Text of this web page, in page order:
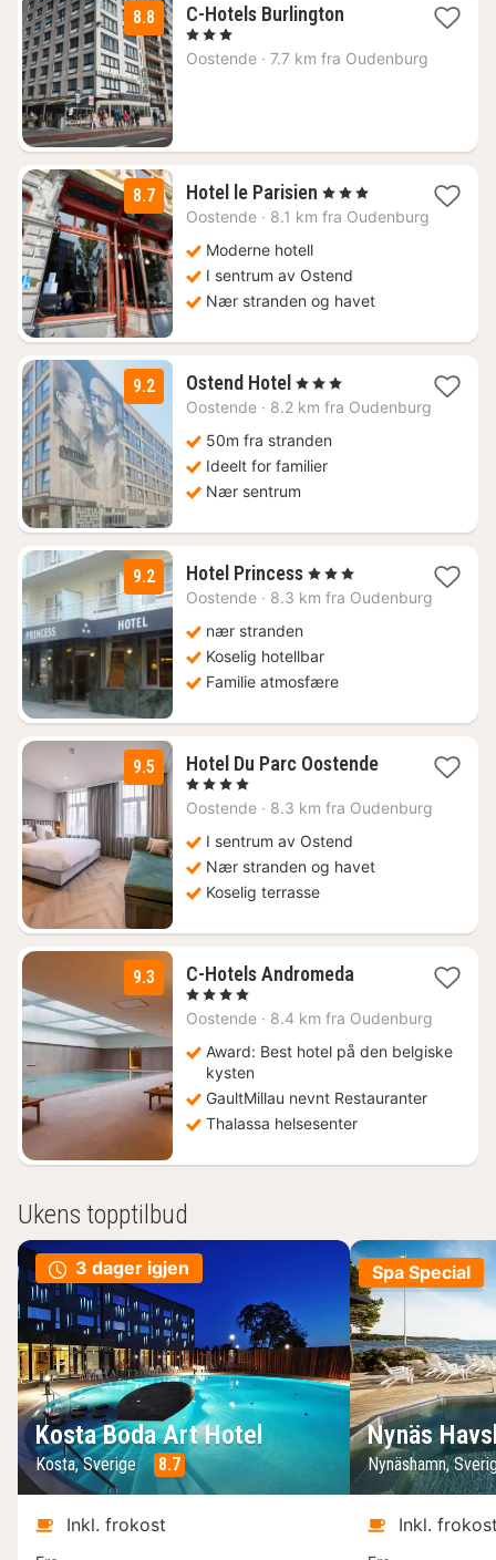
8.8 C-Hotels Burlington1
fra
, 3 Stjerner
Oostende · 7.7 km fra Oudenburg
8.7 Hotel le Parisien 1
natt
kr.
, 3 Stjerner
Oostende · 8.1 km fra Oudenburg
Moderne hotell
I sentrum av Ostend
Nær stranden og havet
9.2 Ostend Hotel 2
netter
1650
kr.
, 3 Stjerner
Oostende · 8.2 km fra Oudenburg
50m fra stranden
Ideelt for familier
Nær sentrum
9.2 Hotel Princess1
natt
kr.
, 3 Stjerner
Oostende · 8.3 km fra Oudenburg
nær stranden
Koselig hotellbar
Familie atmosfære
9.5 Hotel Du Parc Oostende1
fra
, 4 Stjerner
Oostende · 8.3 km fra Oudenburg
I sentrum av Ostend
Nær stranden og havet
Koselig terrasse
9.3 C-Hotels Andromeda1
fra
kr.
, 4 Stjerner
Oostende · 8.4 km fra Oudenburg
Award: Best hotel på den belgiske
kysten
GaultMillau nevnt Restauranter
Thalassa helsesenter
Ukens topptilbud
3 dager igjen
Kosta Boda Art Hotel
Kosta, Sverige 8.7
Inkl. frokost
Spa Special
Nynäs
Nynäshamn,
Inkl.